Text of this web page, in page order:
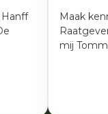
Hanff
Maak
mij